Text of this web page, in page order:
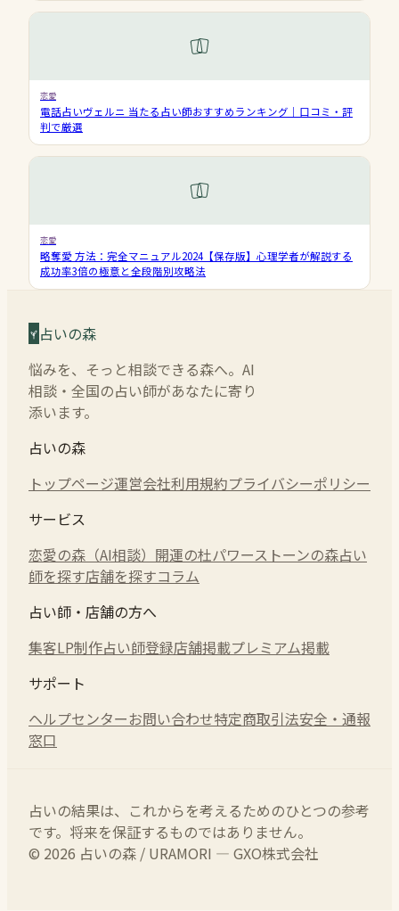
恋愛
電話占いヴェルニ 当たる占い師おすすめランキング｜口コミ・評
判で厳選
恋愛
略奪愛 方法：完全マニュアル2024【保存版】心理学者が解説する
成功率3倍の極意と全段階別攻略法
占いの森
悩みを、そっと相談できる森へ。AI
相談・全国の占い師があなたに寄り
添います。
占いの森
トップページ運営会社利用規約プライバシーポリシー
サービス
恋愛の森（AI相談） 開運の杜パワーストーンの森占い
師を探す店舗を探すコラム
占い師・店舗の方へ
集客LP制作占い師登録店舗掲載プレミアム掲載
サポート
ヘルプセンターお問い合わせ特定商取引法安全・通報
窓口
占いの結果は、これからを考えるためのひとつの参考
です。将来を保証するものではありません。
© 2026 占いの森 / URAMORI — GXO株式会社